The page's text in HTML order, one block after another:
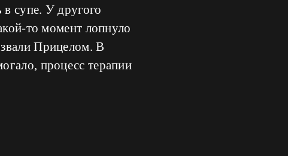
супе. У другого
то момент лопнуло
Прицелом. В
процесс терапии